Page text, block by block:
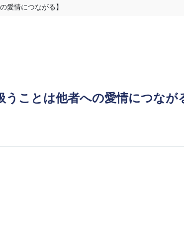
愛情につながる】
ことは他者への愛情につなが